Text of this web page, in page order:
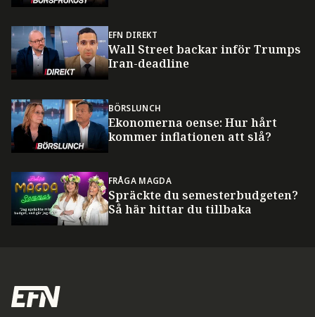
EFN DIREKT
Wall Street backar inför Trumps
Iran-deadline
BÖRSLUNCH
Ekonomerna oense: Hur hårt
kommer inflationen att slå?
FRÅGA MAGDA
Spräckte du semesterbudgeten?
Så här hittar du tillbaka